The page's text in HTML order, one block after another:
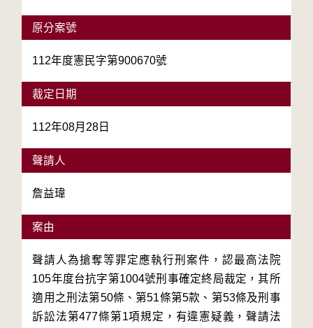
原分案號
112年度憲民字第900670號
裁定日期
112年08月28日
聲請人
詹益瑋
案由
聲請人為搶奪等罪定應執行刑案件，認最高法院
105年度台抗字第1004號刑事確定終局裁定，其所
適用之刑法第50條、第51條第5款、第53條及刑事
訴訟法第477條第1項規定，有違憲疑義，聲請法